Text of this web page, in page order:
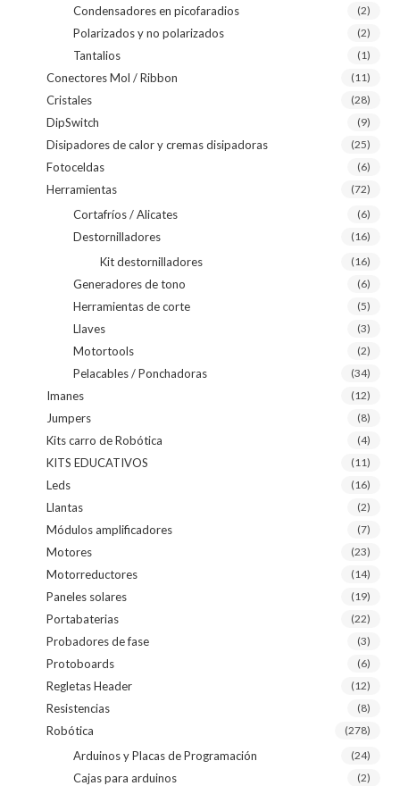
Condensadores en picofaradios (2)
Polarizados y no polarizados (2)
Tantalios (1)
Conectores Mol / Ribbon (11)
Cristales (28)
DipSwitch (9)
Disipadores de calor y cremas disipadoras (25)
Fotoceldas (6)
Herramientas (72)
Cortafríos / Alicates (6)
Destornilladores (16)
Kit destornilladores (16)
Generadores de tono (6)
Herramientas de corte (5)
Llaves (3)
Motortools (2)
Pelacables / Ponchadoras (34)
Imanes (12)
Jumpers (8)
Kits carro de Robótica (4)
KITS EDUCATIVOS (11)
Leds (16)
Llantas (2)
Módulos amplificadores (7)
Motores (23)
Motorreductores (14)
Paneles solares (19)
Portabaterias (22)
Probadores de fase (3)
Protoboards (6)
Regletas Header (12)
Resistencias (8)
Robótica (278)
Arduinos y Placas de Programación (24)
Cajas para arduinos (2)